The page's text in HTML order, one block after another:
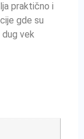
praktično i
gde su
vek